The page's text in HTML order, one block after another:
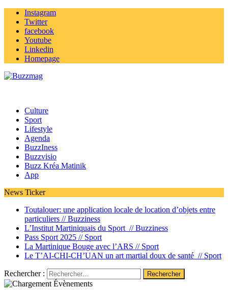
Instagram
Twitter
facebook
Youtube
Linkedin
Homepage
Culture
Sport
Lifestyle
Agenda
BuzzIness
Buzzvisio
Buzz Kréa Matinik
App
News Ticker
Toutalouer: une application locale de location d’objets entre
particuliers //Buzziness
L’Institut Martiniquais du Sport //Buzziness
Pass Sport 2025 // Sport
La Martinique Bouge avec l’ARS // Sport
Le T’AI-CHI-CH’UAN un art martial doux de santé // Sport
Rechercher :